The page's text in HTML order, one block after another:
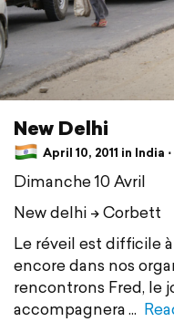
New Delhi
April 10, 2011 in India ⋅
Dimanche 10 Avril
New delhi -> Corbett
Le réveil est difficile
encore dans nos
rencontrons Fred, le
accompagnera